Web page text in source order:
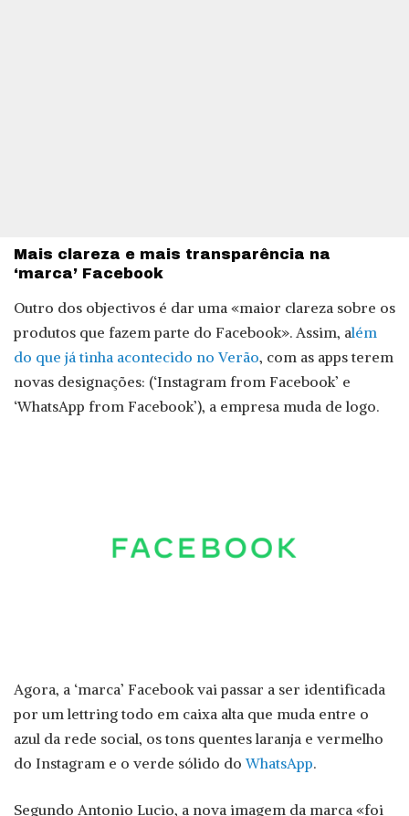
Mais clareza e mais transparência na
‘marca’ Facebook
Outro dos objectivos é dar uma «maior clareza sobre os
produtos que fazem parte do Facebook». Assim, além
do que já tinha acontecido no Verão, com as apps terem
novas designações: (‘Instagram from Facebook’ e
‘WhatsApp from Facebook’), a empresa muda de logo.
Agora, a ‘marca’ Facebook vai passar a ser identificada
por um lettring todo em caixa alta que muda entre o
azul da rede social, os tons quentes laranja e vermelho
do Instagram e o verde sólido doWhatsApp.
Segundo Antonio Lucio, a nova imagem da marca «foi